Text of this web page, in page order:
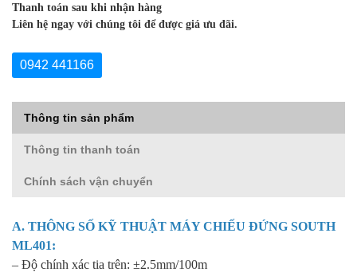
Thanh toán sau khi nhận hàng
Liên hệ ngay với chúng tôi để được giá ưu đãi.
0942 441166
Thông tin sản phẩm
Thông tin thanh toán
Chính sách vận chuyển
A. THÔNG SỐ KỸ THUẬT MÁY CHIẾU ĐỨNG SOUTH
ML401:
– Độ chính xác tia trên: ±2.5mm/100m